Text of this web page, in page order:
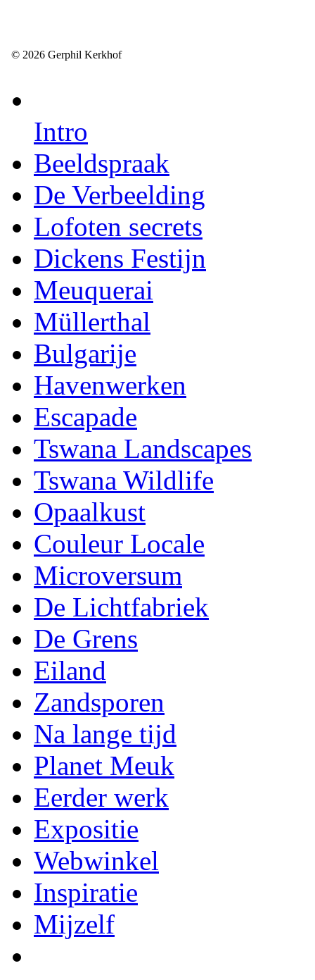
© 2026 Gerphil Kerkhof
Intro
Beeldspraak
De Verbeelding
Lofoten secrets
Dickens Festijn
Meuquerai
Müllerthal
Bulgarije
Havenwerken
Escapade
Tswana Landscapes
Tswana Wildlife
Opaalkust
Couleur Locale
Microversum
De Lichtfabriek
De Grens
Eiland
Zandsporen
Na lange tijd
Planet Meuk
Eerder werk
Expositie
Webwinkel
Inspiratie
Mijzelf